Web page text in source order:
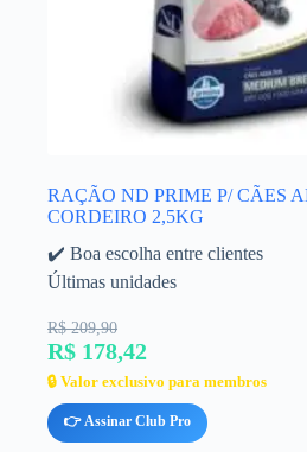
RAÇÃO ND PRIME P/ CÃES
CORDEIRO 2,5KG
✔️ Boa escolha entre clientes
Últimas unidades
R$ 209,90
R$ 178,42
🔒 Valor exclusivo para membros
👉 Assinar Club Pro